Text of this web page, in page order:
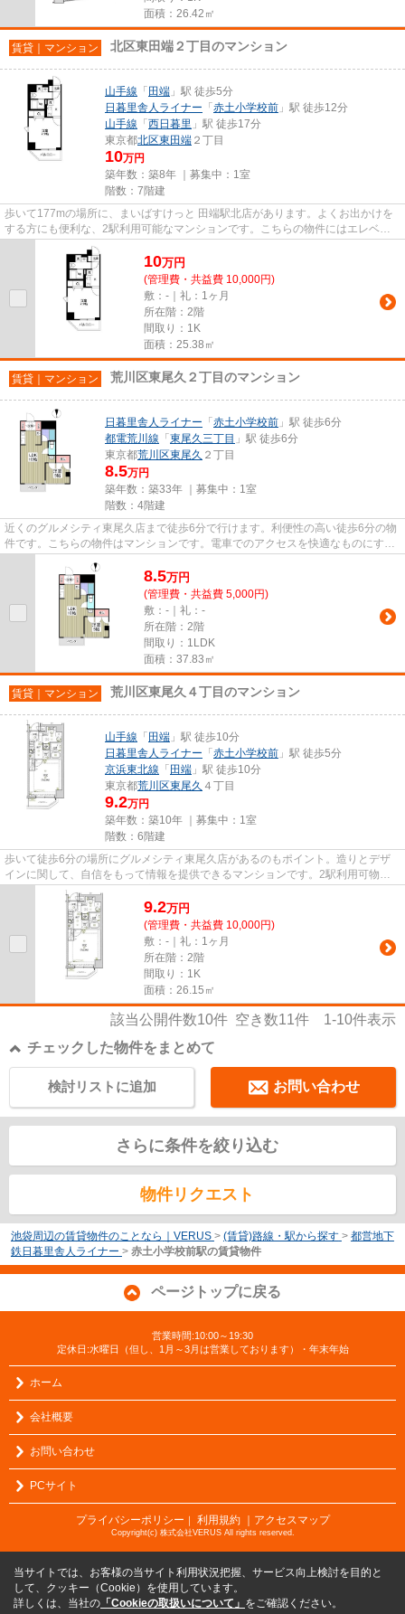
面積：26.42㎡
賃貸｜マンション 北区東田端２丁目のマンション
山手線 「 田端 」駅 徒歩5分
日暮里舎人ライナー 「 赤土小学校前 」駅 徒歩12分
山手線 「 西日暮里 」駅 徒歩17分
東京都北区東田端 ２丁目
10万円
築年数：築8年 ｜募集中： 1室
階数：7階建
歩いて177mの場所に、まいばすけっと 田端駅北店があります。よくお出かけを
する方にも便利な、2駅利用可能なマンションです。こちらの物件にはエレベー
ターが付いています。こちらの...
10万円
(管理費・共益費 10,000円)
敷：-｜礼：1ヶ月
所在階：2階
間取り：1K
面積：25.38㎡
賃貸｜マンション 荒川区東尾久２丁目のマンション
日暮里舎人ライナー 「 赤土小学校前 」駅 徒歩6分
都電荒川線 「 東尾久三丁目 」駅 徒歩6分
東京都荒川区東尾久 ２丁目
8.5万円
築年数：築33年 ｜募集中： 1室
階数：4階建
近くのグルメシティ東尾久店まで徒歩6分で行けます。利便性の高い徒歩6分の物
件です。こちらの物件はマンションです。電車でのアクセスを快適なものにす
8.5万円
(管理費・共益費 5,000円)
敷：-｜礼：-
所在階：2階
間取り：1LDK
面積：37.83㎡
賃貸｜マンション 荒川区東尾久４丁目のマンション
山手線 「 田端 」駅 徒歩10分
日暮里舎人ライナー 「 赤土小学校前 」駅 徒歩5分
京浜東北線 「 田端 」駅 徒歩10分
東京都荒川区東尾久 ４丁目
9.2万円
築年数：築10年 ｜募集中： 1室
階数：6階建
歩いて徒歩6分の場所にグルメシティ東尾久店があるのもポイント。造りとデザ
インに関して、自信をもって情報を提供できるマンションです。2駅利用可物件
なので、よく電車を利用する方...
9.2万円
(管理費・共益費 10,000円)
敷：-｜礼：1ヶ月
所在階：2階
間取り：1K
面積：26.15㎡
該当公開件数10件 空き数11件 1-10件表示
チェックした物件をまとめて
お問い合わせ
検討リストに追加
さらに条件を絞り込む
物件リクエスト
池袋周辺の賃貸物件のことなら｜VERUS > (賃貸)路線・駅から探す > 都営地下
鉄日暮里舎人ライナー > 赤土小学校前駅の賃貸物件
ページトップに戻る
営業時間:10:00～19:30
定休日:水曜日（但し、1月～3月は営業しております）・年末年始
ホーム
会社概要
お問い合わせ
PCサイト
プライバシーポリシー ｜ 利用規約 ｜アクセスマップ
Copyright(c) 株式会社VERUS All rights reserved.
当サイトでは、お客様の当サイト利用状況把握、サービス向上検討を目的と
して、クッキー（Cookie）を使用しています。
詳しくは、当社の 「Cookieの取扱いについて」 をご確認ください。